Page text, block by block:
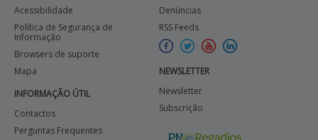
Acessibilidade
Política de Segurança de
Informação
Browsers de suporte
Mapa
INFORMAÇÃO ÚTIL
Contactos
Perguntas Frequentes
Denúncias
RSS Feeds
NEWSLETTER
Newsletter
Subscrição